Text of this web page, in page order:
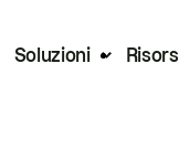
Soluzioni